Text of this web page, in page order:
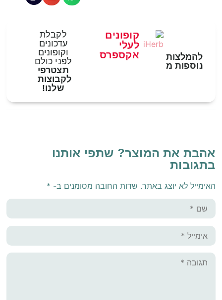
להמלצות
נוספות מ
לקבלת
עדכונים
וקופונים
לפני כולם
תצטרפי
לקבוצות
שלנו!
קופונים
לעלי
אקספרס
אהבת את המוצר? שתפי אותנו
בתגובות
האימייל לא יוצג באתר. שדות החובה מסומנים ב- *